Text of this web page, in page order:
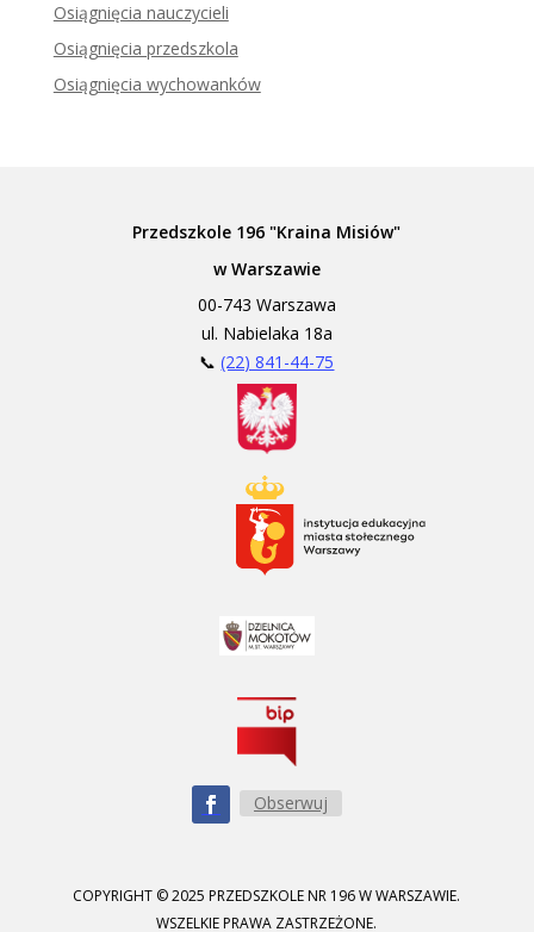
Osiągnięcia nauczycieli
Osiągnięcia przedszkola
Osiągnięcia wychowanków
Przedszkole 196 "Kraina Misiów"
w Warszawie
00-743 Warszawa
ul. Nabielaka 18a
📞(22) 841-44-75
Obserwuj
COPYRIGHT © 2025 PRZEDSZKOLE NR 196 W WARSZAWIE.
WSZELKIE PRAWA ZASTRZEŻONE.